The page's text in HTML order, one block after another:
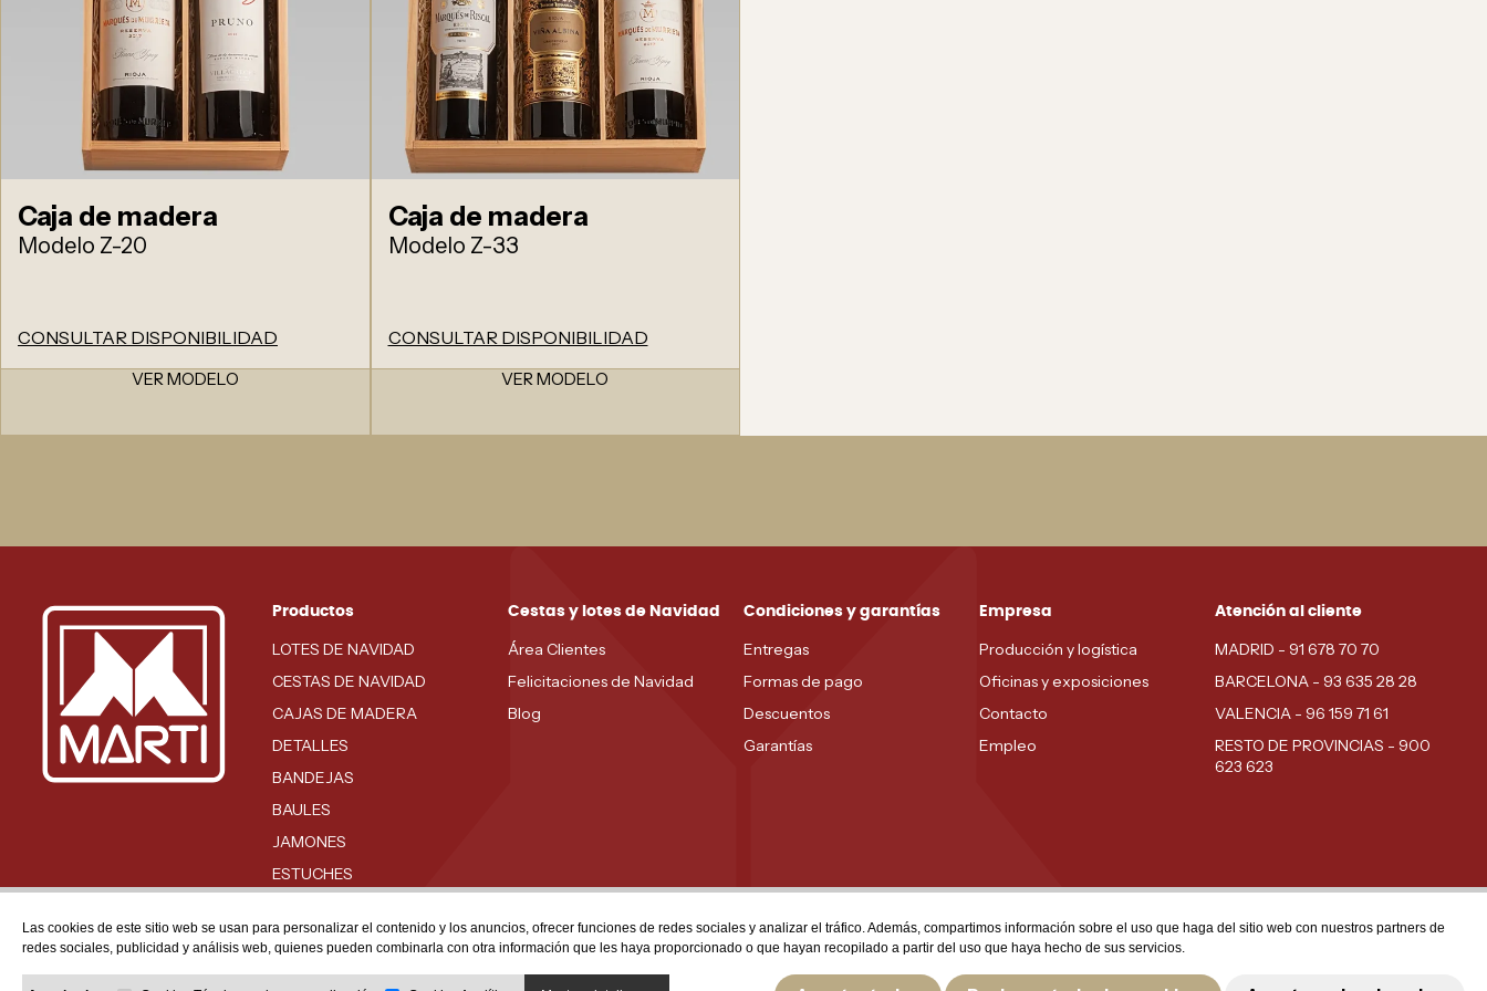
Caja de madera
Modelo Z-20
CONSULTAR DISPONIBILIDAD
VER MODELO
Caja de madera
Modelo Z-33
CONSULTAR DISPONIBILIDAD
VER MODELO
Productos
LOTES DE NAVIDAD
CESTAS DE NAVIDAD
CAJAS DE MADERA
DETALLES
BANDEJAS
BAULES
JAMONES
ESTUCHES
Cestas y lotes de Navidad
Área Clientes
Felicitaciones de Navidad
Blog
Condiciones y garantías
Entregas
Formas de pago
Descuentos
Garantías
Empresa
Producción y logística
Oficinas y exposiciones
Contacto
Empleo
Atención al cliente
MADRID - 91 678 70 70
BARCELONA - 93 635 28 28
VALENCIA - 96 159 71 61
RESTO DE PROVINCIAS - 900
623 623
Las cookies de este sitio web se usan para personalizar el contenido y los anuncios, ofrecer funciones de redes sociales y analizar el tráfico. Además, compartimos información sobre el uso que haga del sitio web con nuestros partners de
redes sociales, publicidad y análisis web, quienes pueden combinarla con otra información que les haya proporcionado o que hayan recopilado a partir del uso que haya hecho de sus servicios.